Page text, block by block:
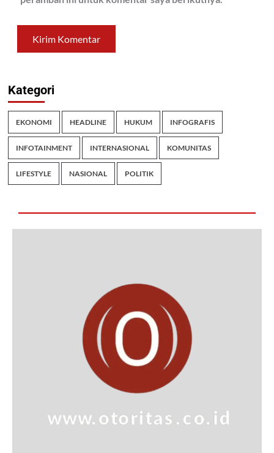
Kategori
EKONOMI HEADLINE HUKUM INFOGRAFIS
INFOTAINMENT INTERNASIONAL KOMUNITAS
LIFESTYLE NASIONAL POLITIK